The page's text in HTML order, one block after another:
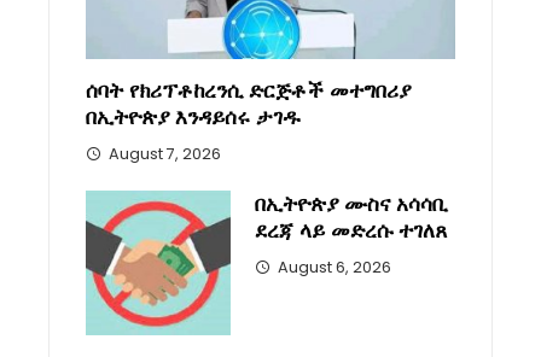
ሰባት የክሪፕቶከረንሲ ድርጅቶች መተግበሪያ
በኢትዮጵያ እንዳይሰሩ ታገዱ
August 7, 2026
በኢትዮጵያ ሙስና አሳሳቢ
ደረጃ ላይ መድረሱ ተገለጸ
August 6, 2026